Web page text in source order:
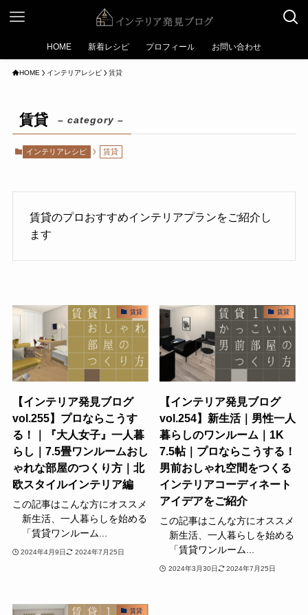
HOME 新着レシピ プロフィール お問い合わせ
HOME インテリアレシピ 賃貸
賃貸 – category –
インテリアレシピ 賃貸
賃貸のプロおすすめインテリアプランをご紹介し
ます
賃貸
【インテリア発見ブログ
vol.255】プロならこうす
る！｜『大人女子』一人暮
らし｜7.5畳ワンルームおし
ゃれな部屋のつくり方｜北
欧スタイルインテリア編
この記事はこんな方にオススメ
新生活、一人暮らしを始める
「賃貸ワンルーム...
2024年4月9日 2024年7月25日
賃貸
【インテリア発見ブログ
vol.254】新生活｜男性一人
暮らしのワンルーム｜1K
7.5帖｜プロならこうする！
男前おしゃれ空間をつくる
インテリアコーディネート
アイデアをご紹介
この記事はこんな方にオススメ
新生活、一人暮らしを始める
「賃貸ワンルーム...
2024年3月30日 2024年7月25日
賃貸